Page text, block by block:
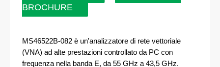
BROCHURE
MS46522B-082 è un'analizzatore di rete vettoriale
(VNA) ad alte prestazioni controllato da PC con
frequenza nella banda E, da 55 GHz a 43,5 GHz.